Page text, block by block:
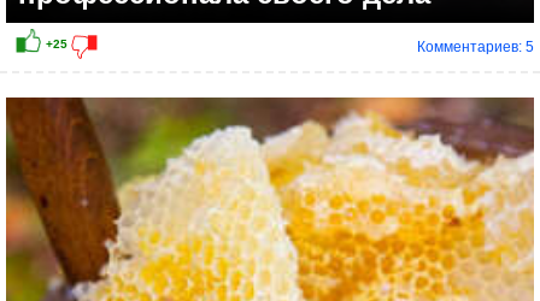
+19
Комментариев: 5